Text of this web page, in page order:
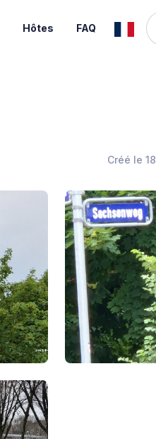
Hôtes FAQ
Créé le